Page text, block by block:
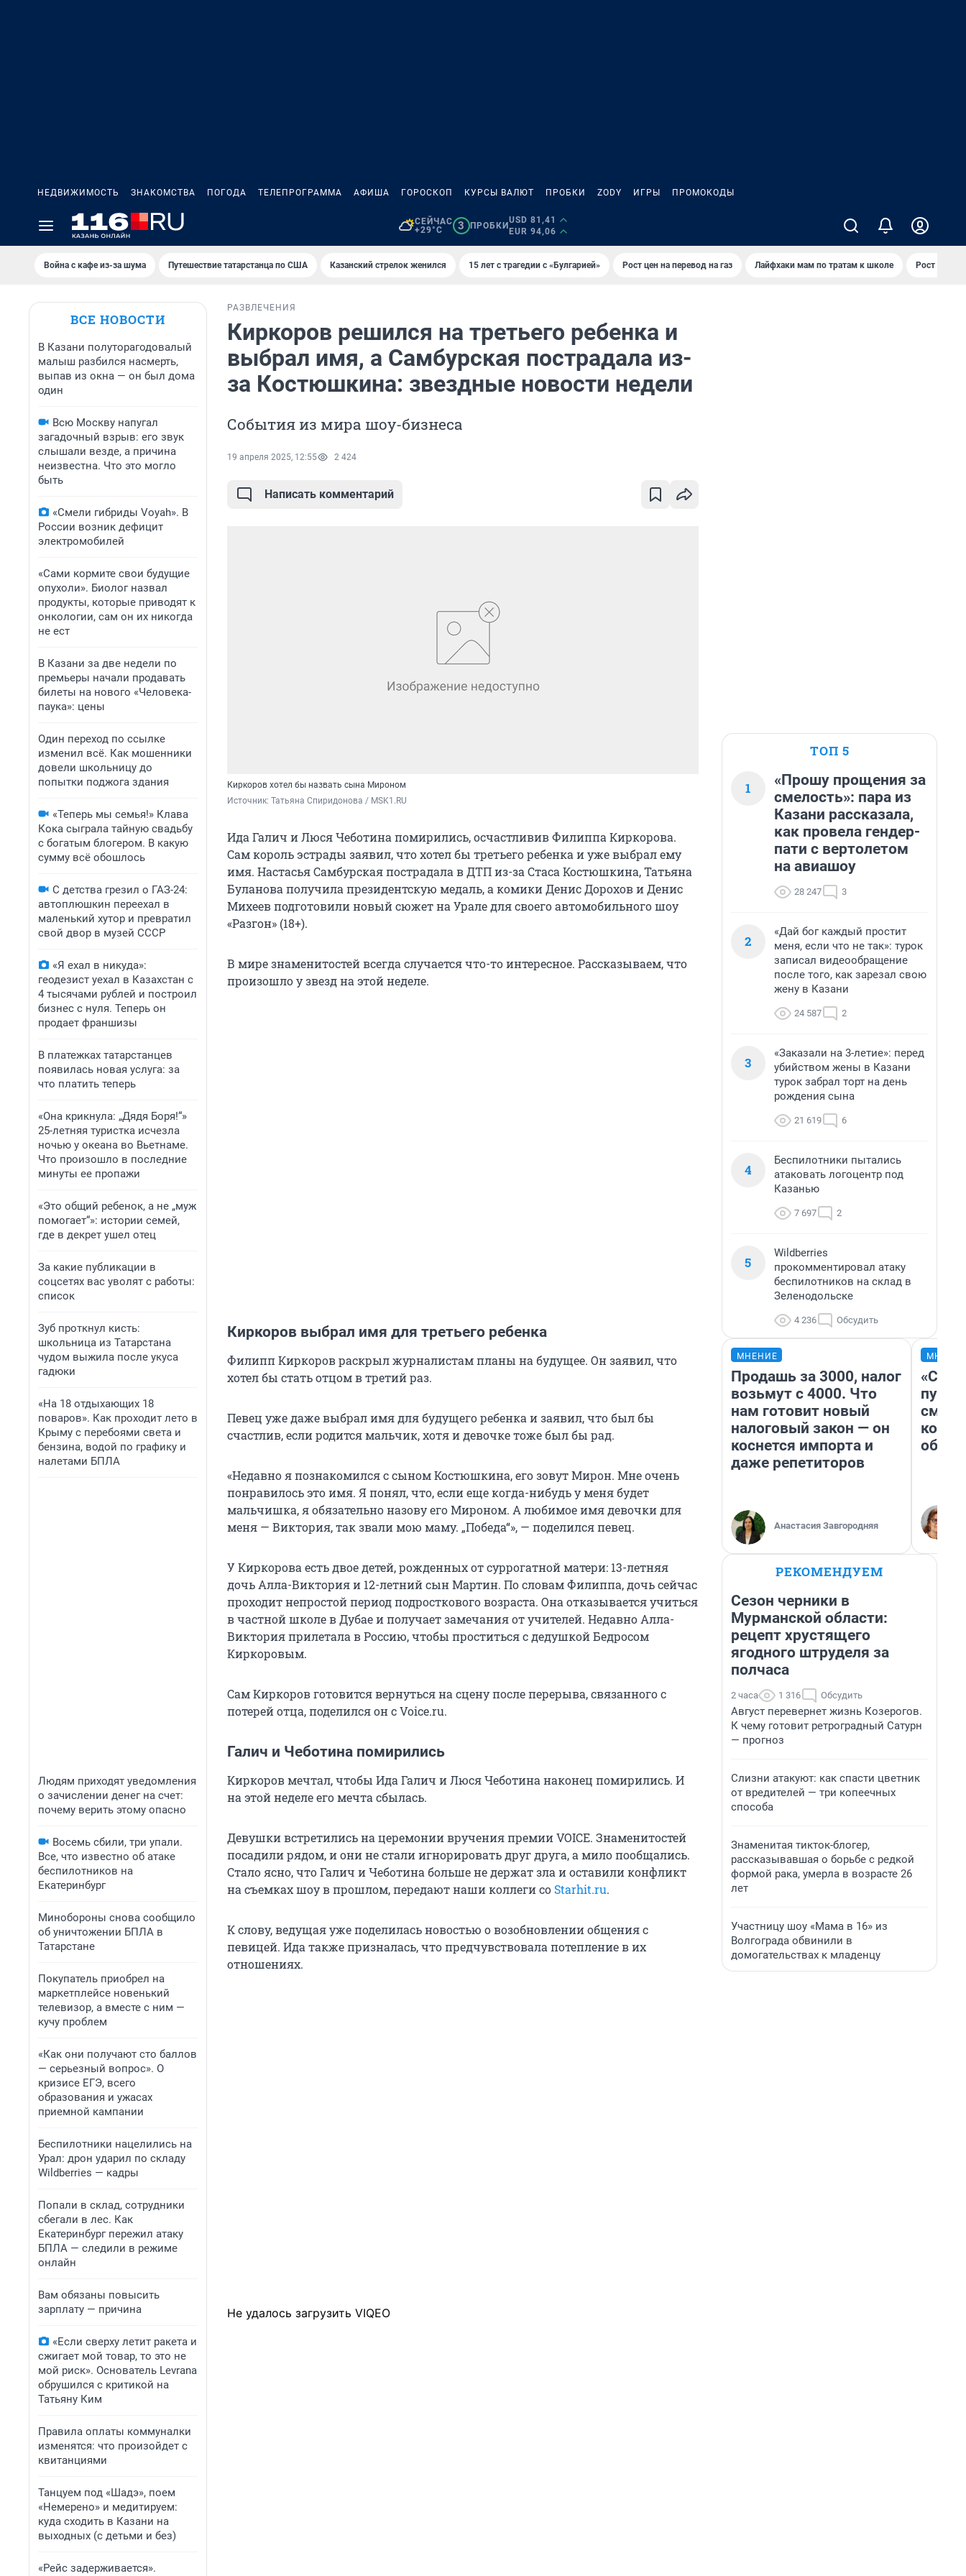
НЕДВИЖИМОСТЬ ЗНАКОМСТВА ПОГОДА ТЕЛЕПРОГРАММА АФИША ГОРОСКОП КУРСЫ ВАЛЮТ ПРОБКИ ZODY ИГРЫ ПРОМОКОДЫ
СЕЙЧАС
+29°C
3 ПРОБКИ
USD 81,41
EUR 94,06
Война с кафе из-за шума Путешествие татарстанца по США Казанский стрелок женился 15 лет с трагедии с «Булгарией» Рост цен на перевод на газ Лайфхаки мам по тратам к школе Рост цен на
ВСЕ НОВОСТИ
В Казани полуторагодовалый
малыш разбился насмерть,
выпав из окна — он был дома
один
Всю Москву напугал
загадочный взрыв: его звук
слышали везде, а причина
неизвестна. Что это могло
быть
«Смели гибриды Voyah». В
России возник дефицит
электромобилей
«Сами кормите свои будущие
опухоли». Биолог назвал
продукты, которые приводят к
онкологии, сам он их никогда
не ест
В Казани за две недели по
премьеры начали продавать
билеты на нового «Человека-
паука»: цены
Один переход по ссылке
изменил всё. Как мошенники
довели школьницу до
попытки поджога здания
«Теперь мы семья!» Клава
Кока сыграла тайную свадьбу
с богатым блогером. В какую
сумму всё обошлось
С детства грезил о ГАЗ-24:
автоплюшкин переехал в
маленький хутор и превратил
свой двор в музей СССР
«Я ехал в никуда»:
геодезист уехал в Казахстан с
4 тысячами рублей и построил
бизнес с нуля. Теперь он
продает франшизы
В платежках татарстанцев
появилась новая услуга: за
что платить теперь
«Она крикнула: „Дядя Боря!“»
25-летняя туристка исчезла
ночью у океана во Вьетнаме.
Что произошло в последние
минуты ее пропажи
«Это общий ребенок, а не „муж
помогает“»: истории семей,
где в декрет ушел отец
За какие публикации в
соцсетях вас уволят с работы:
список
Зуб проткнул кисть:
школьница из Татарстана
чудом выжила после укуса
гадюки
«На 18 отдыхающих 18
поваров». Как проходит лето в
Крыму с перебоями света и
бензина, водой по графику и
налетами БПЛА
Людям приходят уведомления
о зачислении денег на счет:
почему верить этому опасно
Восемь сбили, три упали.
Все, что известно об атаке
беспилотников на
Екатеринбург
Минобороны снова сообщило
об уничтожении БПЛА в
Татарстане
Покупатель приобрел на
маркетплейсе новенький
телевизор, а вместе с ним —
кучу проблем
«Как они получают сто баллов
— серьезный вопрос». О
кризисе ЕГЭ, всего
образования и ужасах
приемной кампании
Беспилотники нацелились на
Урал: дрон ударил по складу
Wildberries — кадры
Попали в склад, сотрудники
сбегали в лес. Как
Екатеринбург пережил атаку
БПЛА — следили в режиме
онлайн
Вам обязаны повысить
зарплату — причина
«Если сверху летит ракета и
сжигает мой товар, то это не
мой риск». Основатель Levrana
обрушился с критикой на
Татьяну Ким
Правила оплаты коммуналки
изменятся: что произойдет с
квитанциями
Танцуем под «Шадэ», поем
«Немерено» и медитируем:
куда сходить в Казани на
выходных (с детьми и без)
«Рейс задерживается».
РАЗВЛЕЧЕНИЯ
Киркоров решился на третьего ребенка и
выбрал имя, а Самбурская пострадала из-
за Костюшкина: звездные новости недели
События из мира шоу-бизнеса
19 апреля 2025, 12:55 2 424
Написать комментарий
Киркоров хотел бы назвать сына Мироном
Источник: Татьяна Спиридонова / MSK1.RU
Ида Галич и Люся Чеботина помирились, осчастливив Филиппа Киркорова.
Сам король эстрады заявил, что хотел бы третьего ребенка и уже выбрал ему
имя. Настасья Самбурская пострадала в ДТП из-за Стаса Костюшкина, Татьяна
Буланова получила президентскую медаль, а комики Денис Дорохов и Денис
Михеев подготовили новый сюжет на Урале для своего автомобильного шоу
«Разгон» (18+).
В мире знаменитостей всегда случается что-то интересное. Рассказываем, что
произошло у звезд на этой неделе.
Киркоров выбрал имя для третьего ребенка
Филипп Киркоров раскрыл журналистам планы на будущее. Он заявил, что
хотел бы стать отцом в третий раз.
Певец уже даже выбрал имя для будущего ребенка и заявил, что был бы
счастлив, если родится мальчик, хотя и девочке тоже был бы рад.
«Недавно я познакомился с сыном Костюшкина, его зовут Мирон. Мне очень
понравилось это имя. Я понял, что, если еще когда-нибудь у меня будет
мальчишка, я обязательно назову его Мироном. А любимое имя девочки для
меня — Виктория, так звали мою маму. „Победа“», — поделился певец.
У Киркорова есть двое детей, рожденных от суррогатной матери: 13-летняя
дочь Алла-Виктория и 12-летний сын Мартин. По словам Филиппа, дочь сейчас
проходит непростой период подросткового возраста. Она отказывается учиться
в частной школе в Дубае и получает замечания от учителей. Недавно Алла-
Виктория прилетала в Россию, чтобы проститься с дедушкой Бедросом
Киркоровым.
Сам Киркоров готовится вернуться на сцену после перерыва, связанного с
потерей отца, поделился он с Voice.ru.
Галич и Чеботина помирились
Киркоров мечтал, чтобы Ида Галич и Люся Чеботина наконец помирились. И
на этой неделе его мечта сбылась.
Девушки встретились на церемонии вручения премии VOICE. Знаменитостей
посадили рядом, и они не стали игнорировать друг друга, а мило пообщались.
Стало ясно, что Галич и Чеботина больше не держат зла и оставили конфликт
на съемках шоу в прошлом, передают наши коллеги со Starhit.ru.
К слову, ведущая уже поделилась новостью о возобновлении общения с
певицей. Ида также призналась, что предчувствовала потепление в их
отношениях.
Не удалось загрузить VIQEO
ТОП 5
1
«Прошу прощения за
смелость»: пара из
Казани рассказала,
как провела гендер-
пати с вертолетом
на авиашоу
28 247 3
2
«Дай бог каждый простит
меня, если что не так»: турок
записал видеообращение
после того, как зарезал свою
жену в Казани
24 587 2
3
«Заказали на 3-летие»: перед
убийством жены в Казани
турок забрал торт на день
рождения сына
21 619 6
4
Беспилотники пытались
атаковать логоцентр под
Казанью
7 697 2
5
Wildberries
прокомментировал атаку
беспилотников на склад в
Зеленодольске
4 236 Обсудить
МНЕНИЕ
Продашь за 3000, налог
возьмут с 4000. Что
нам готовит новый
налоговый закон — он
коснется импорта и
даже репетиторов
Анастасия Завгородняя
РЕКОМЕНДУЕМ
Сезон черники в
Мурманской области:
рецепт хрустящего
ягодного штруделя за
полчаса
2 часа 1 316 Обсудить
Август перевернет жизнь Козерогов.
К чему готовит ретроградный Сатурн
— прогноз
Слизни атакуют: как спасти цветник
от вредителей — три копеечных
способа
Знаменитая тикток-блогер,
рассказывавшая о борьбе с редкой
формой рака, умерла в возрасте 26
лет
Участницу шоу «Мама в 16» из
Волгограда обвинили в
домогательствах к младенцу